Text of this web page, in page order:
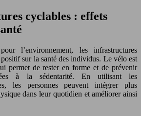
cyclables : effets
l’environnement, les infrastructures
sur la santé des individus. Le vélo est
permet de rester en forme et de prévenir
à la sédentarité. En utilisant les
les personnes peuvent intégrer plus
dans leur quotidien et améliorer ainsi